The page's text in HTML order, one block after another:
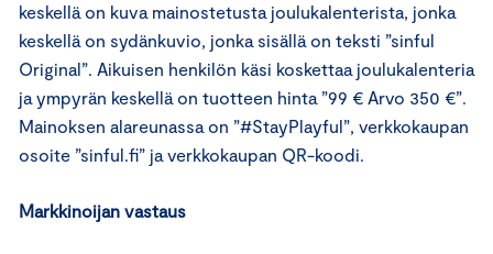
keskellä on kuva mainostetusta joulukalenterista, jonka
keskellä on sydänkuvio, jonka sisällä on teksti ”sinful
Original”. Aikuisen henkilön käsi koskettaa joulukalenteria
ja ympyrän keskellä on tuotteen hinta ”99 € Arvo 350 €”.
Mainoksen alareunassa on ”#StayPlayful”, verkkokaupan
osoite ”sinful.fi” ja verkkokaupan QR-koodi.
Markkinoijan vastaus